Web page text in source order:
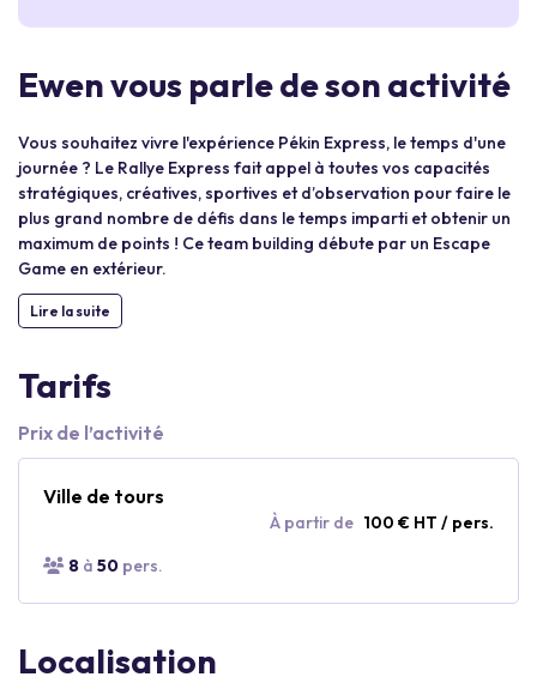
Ewen vous parle de son activité
Vous souhaitez vivre l'expérience Pékin Express, le temps d'une
journée ? Le Rallye Express fait appel à toutes vos capacités
stratégiques, créatives, sportives et d’observation pour faire le
plus grand nombre de défis dans le temps imparti et obtenir un
maximum de points ! Ce team building débute par un Escape
Game en extérieur.
Lire la suite
Tarifs
Prix de l’activité
Ville de tours
À partir de 100 € HT / pers.
8 à 50 pers.
Localisation